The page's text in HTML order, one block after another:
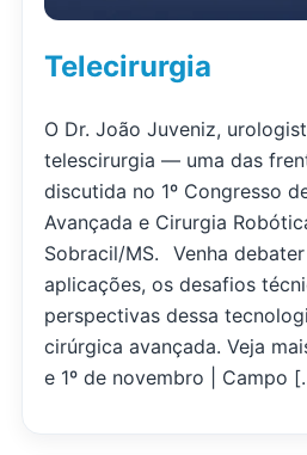
Telecirurgia
O Dr. João Juveniz,
telescirurgia — uma das
discutida no 1º Congresso
Avançada e Cirurgia
Sobracil/MS.⠀Venha
aplicações, os desafios
perspectivas dessa
cirúrgica avançada. Veja
e 1º de novembro | Campo